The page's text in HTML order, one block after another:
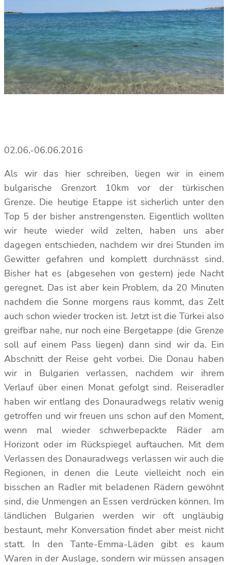
02.06.-06.06.2016
Als wir das hier schreiben, liegen wir in einem
bulgarische Grenzort 10km vor der türkischen
Grenze. Die heutige Etappe ist sicherlich unter den
Top 5 der bisher anstrengensten. Eigentlich wollten
wir heute wieder wild zelten, haben uns aber
dagegen entschieden, nachdem wir drei Stunden im
Gewitter gefahren und komplett durchnässt sind.
Bisher hat es (abgesehen von gestern) jede Nacht
geregnet. Das ist aber kein Problem, da 20 Minuten
nachdem die Sonne morgens raus kommt, das Zelt
auch schon wieder trocken ist. Jetzt ist die Türkei also
greifbar nahe, nur noch eine Bergetappe (die Grenze
soll auf einem Pass liegen) dann sind wir da. Ein
Abschnitt der Reise geht vorbei. Die Donau haben
wir in Bulgarien verlassen, nachdem wir ihrem
Verlauf über einen Monat gefolgt sind. Reiseradler
haben wir entlang des Donauradwegs relativ wenig
getroffen und wir freuen uns schon auf den Moment,
wenn mal wieder schwerbepackte Räder am
Horizont oder im Rückspiegel auftauchen. Mit dem
Verlassen des Donauradwegs verlassen wir auch die
Regionen, in denen die Leute vielleicht noch ein
bisschen an Radler mit beladenen Rädern gewöhnt
sind, die Unmengen an Essen verdrücken können. Im
ländlichen Bulgarien werden wir oft ungläubig
bestaunt, mehr Konversation findet aber meist nicht
statt. In den Tante-Emma-Läden gibt es kaum
Waren in der Auslage, sondern wir müssen ansagen